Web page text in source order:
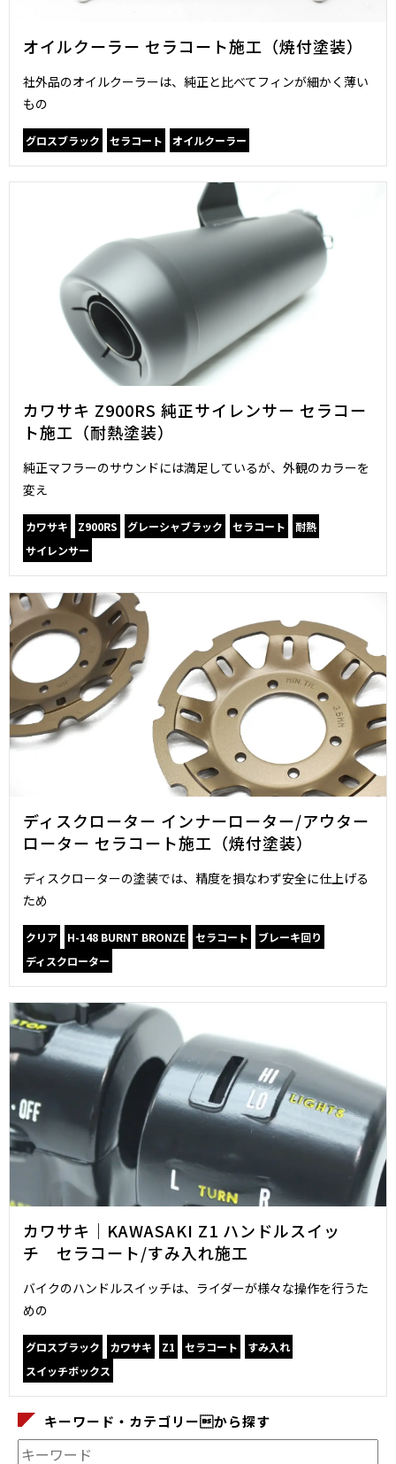
オイルクーラー セラコート施工（焼付塗装）
社外品のオイルクーラーは、純正と比べてフィンが細かく薄い
もの
グロスブラック セラコート オイルクーラー
カワサキ Z900RS 純正サイレンサー セラコー
ト施工（耐熱塗装）
純正マフラーのサウンドには満足しているが、外観のカラーを
変え
カワサキ Z900RS グレーシャブラック セラコート
耐熱
サイレンサー
ディスクローター インナーローター/アウター
ローター セラコート施工（焼付塗装）
ディスクローターの塗装では、精度を損なわず安全に仕上げる
ため
クリア H-148 BURNT BRONZE セラコート
ブレーキ回り
ディスクローター
カワサキ｜KAWASAKI Z1 ハンドルスイッ
チ セラコート/すみ入れ施工
バイクのハンドルスイッチは、ライダーが様々な操作を行うた
めの
グロスブラック カワサキ Z1 セラコート
すみ入れ
スイッチボックス
キーワード・カテゴリーから探す